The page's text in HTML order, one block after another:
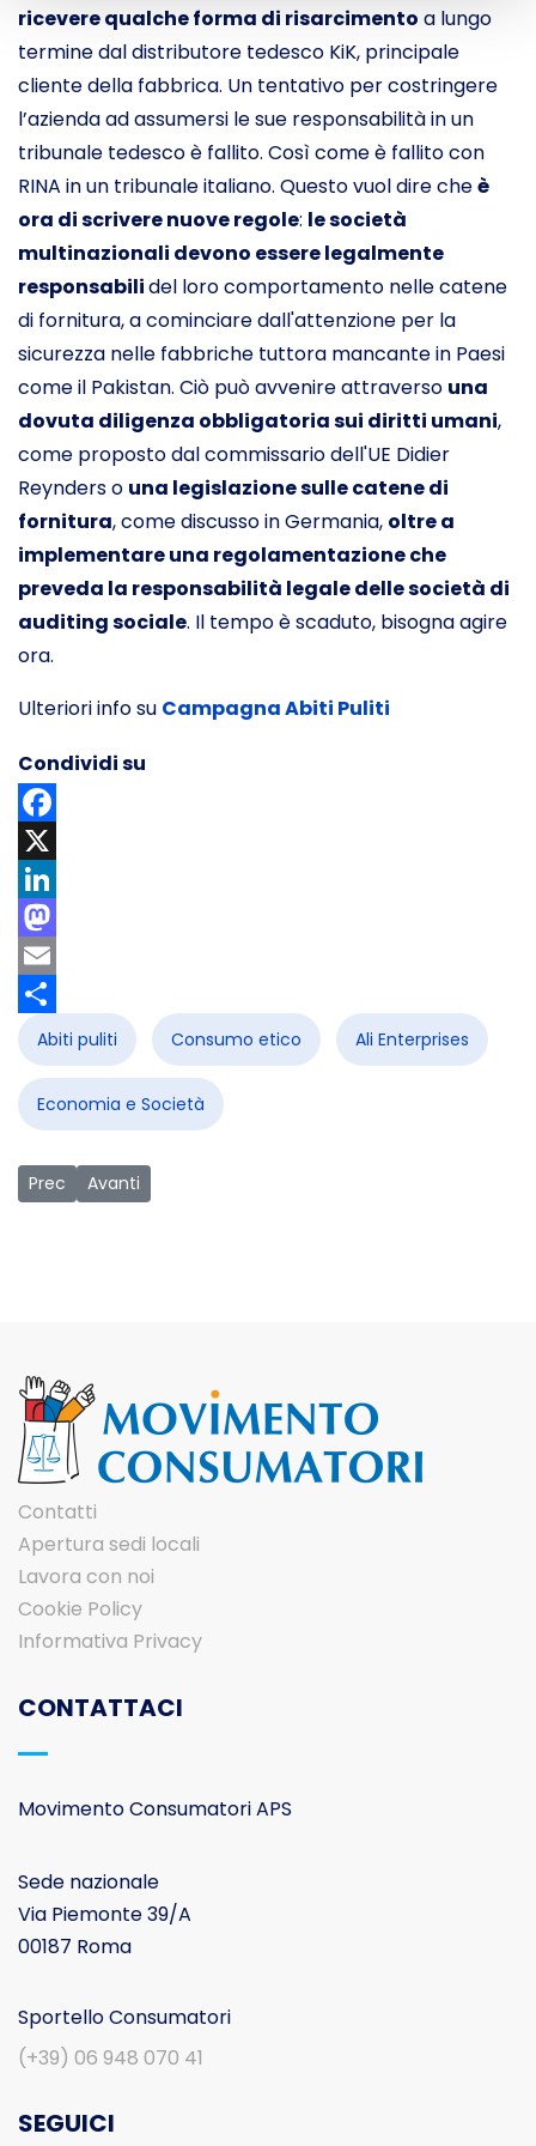
ricevere qualche forma di risarcimento a lungo
termine dal distributore tedesco KiK, principale
cliente della fabbrica. Un tentativo per costringere
l’azienda ad assumersi le sue responsabilità in un
tribunale tedesco è fallito. Così come è fallito con
RINA in un tribunale italiano. Questo vuol dire cheè
ora di scrivere nuove regole: le società
multinazionali devono essere legalmente
responsabilidel loro comportamento nelle catene
di fornitura, a cominciare dall'attenzione per la
sicurezza nelle fabbriche tuttora mancante in Paesi
come il Pakistan. Ciò può avvenire attraverso una
dovuta diligenza obbligatoria sui diritti umani,
come proposto dal commissario dell'UE Didier
Reynders o una legislazione sulle catene di
fornitura, come discusso in Germania, oltre a
implementare una regolamentazione che
preveda la responsabilità legale delle società di
auditing sociale. Il tempo è scaduto, bisogna agire
ora.
Ulteriori info su Campagna Abiti Puliti
Condividi su
Facebook
X
LinkedIn
Mastodon
Email
Share
Abiti puliti Consumo etico Ali Enterprises
Economia e Società
Articolo precedente: Estinzione anticipata prestiti,
Prec Articolo successivo: InCOME: Integrazione cittadini
Avanti
Contatti
Apertura sedi locali
Lavora con noi
Cookie Policy
Informativa Privacy
CONTATTACI
Movimento Consumatori APS
Sede nazionale
Via Piemonte 39/A
00187 Roma
Sportello Consumatori
(+39) 06 948 070 41
SEGUICI